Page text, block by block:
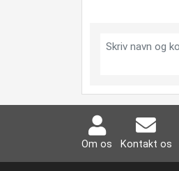
Om os Kontakt os